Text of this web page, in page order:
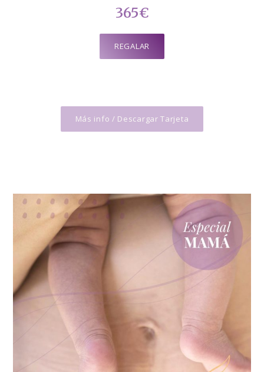
365€
REGALAR
Más info / Descargar Tarjeta